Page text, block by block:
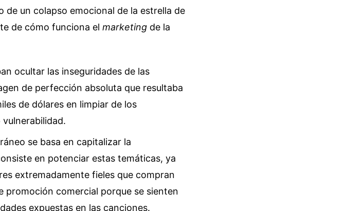
un colapso emocional de la estrella de
de cómo funciona el marketing de la
ocultar las inseguridades de las
de perfección absoluta que resultaba
de dólares en limpiar de los
se basa en capitalizar la
en potenciar estas temáticas, ya
extremadamente fieles que compran
comercial porque se sienten
expuestas en las canciones.